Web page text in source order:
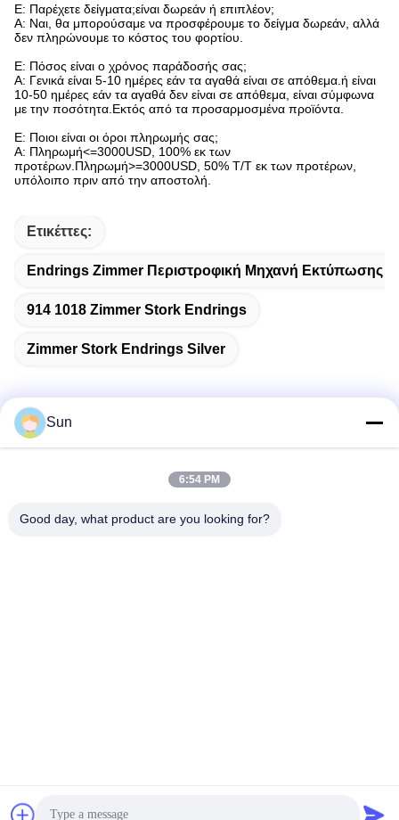
Ε: Παρέχετε δείγματα;είναι δωρεάν ή επιπλέον;
Α: Ναι, θα μπορούσαμε να προσφέρουμε το δείγμα δωρεάν, αλλά
δεν πληρώνουμε το κόστος του φορτίου.
Ε: Πόσος είναι ο χρόνος παράδοσής σας;
Α: Γενικά είναι 5-10 ημέρες εάν τα αγαθά είναι σε απόθεμα.ή είναι
10-50 ημέρες εάν τα αγαθά δεν είναι σε απόθεμα, είναι σύμφωνα
με την ποσότητα.Εκτός από τα προσαρμοσμένα προϊόντα.
Ε: Ποιοι είναι οι όροι πληρωμής σας;
Α: Πληρωμή<=3000USD, 100% εκ των
προτέρων.Πληρωμή>=3000USD, 50% T/T εκ των προτέρων,
υπόλοιπο πριν από την αποστολή.
Ετικέττες:
Endrings Zimmer Περιστροφική Μηχανή Εκτύπωσης
914 1018 Zimmer Stork Endrings
Zimmer Stork Endrings Silver
NO.55 XINSHENG ROAD, DISTRICT WUJIN, CHANGZHOU,
δικαιώματα © 2022-2026 Changzhou Jayu International Trade
Sun
6:54 PM
Good day, what product are you looking for?